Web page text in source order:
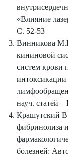
«Влияние
С. 52-53
Винникова
кининовой
систем крови
интоксикации
науч. статей –
Крашутский
фибринолиза
болезней: